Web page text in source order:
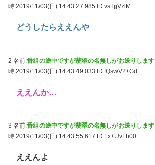
時:2019/11/03(日) 14:43:27.985
ID:vsTjjVzlM
どうしたらええんや
2 名前:番組の途中ですが翡翠の名無しがお送りします
時:2019/11/03(日) 14:43:49.033 ID:fQswV2+Gd
ええんか…
3 名前:番組の途中ですが翡翠の名無しがお送りします
時:2019/11/03(日) 14:43:55.617
ID:1x+UvFh00
ええんよ